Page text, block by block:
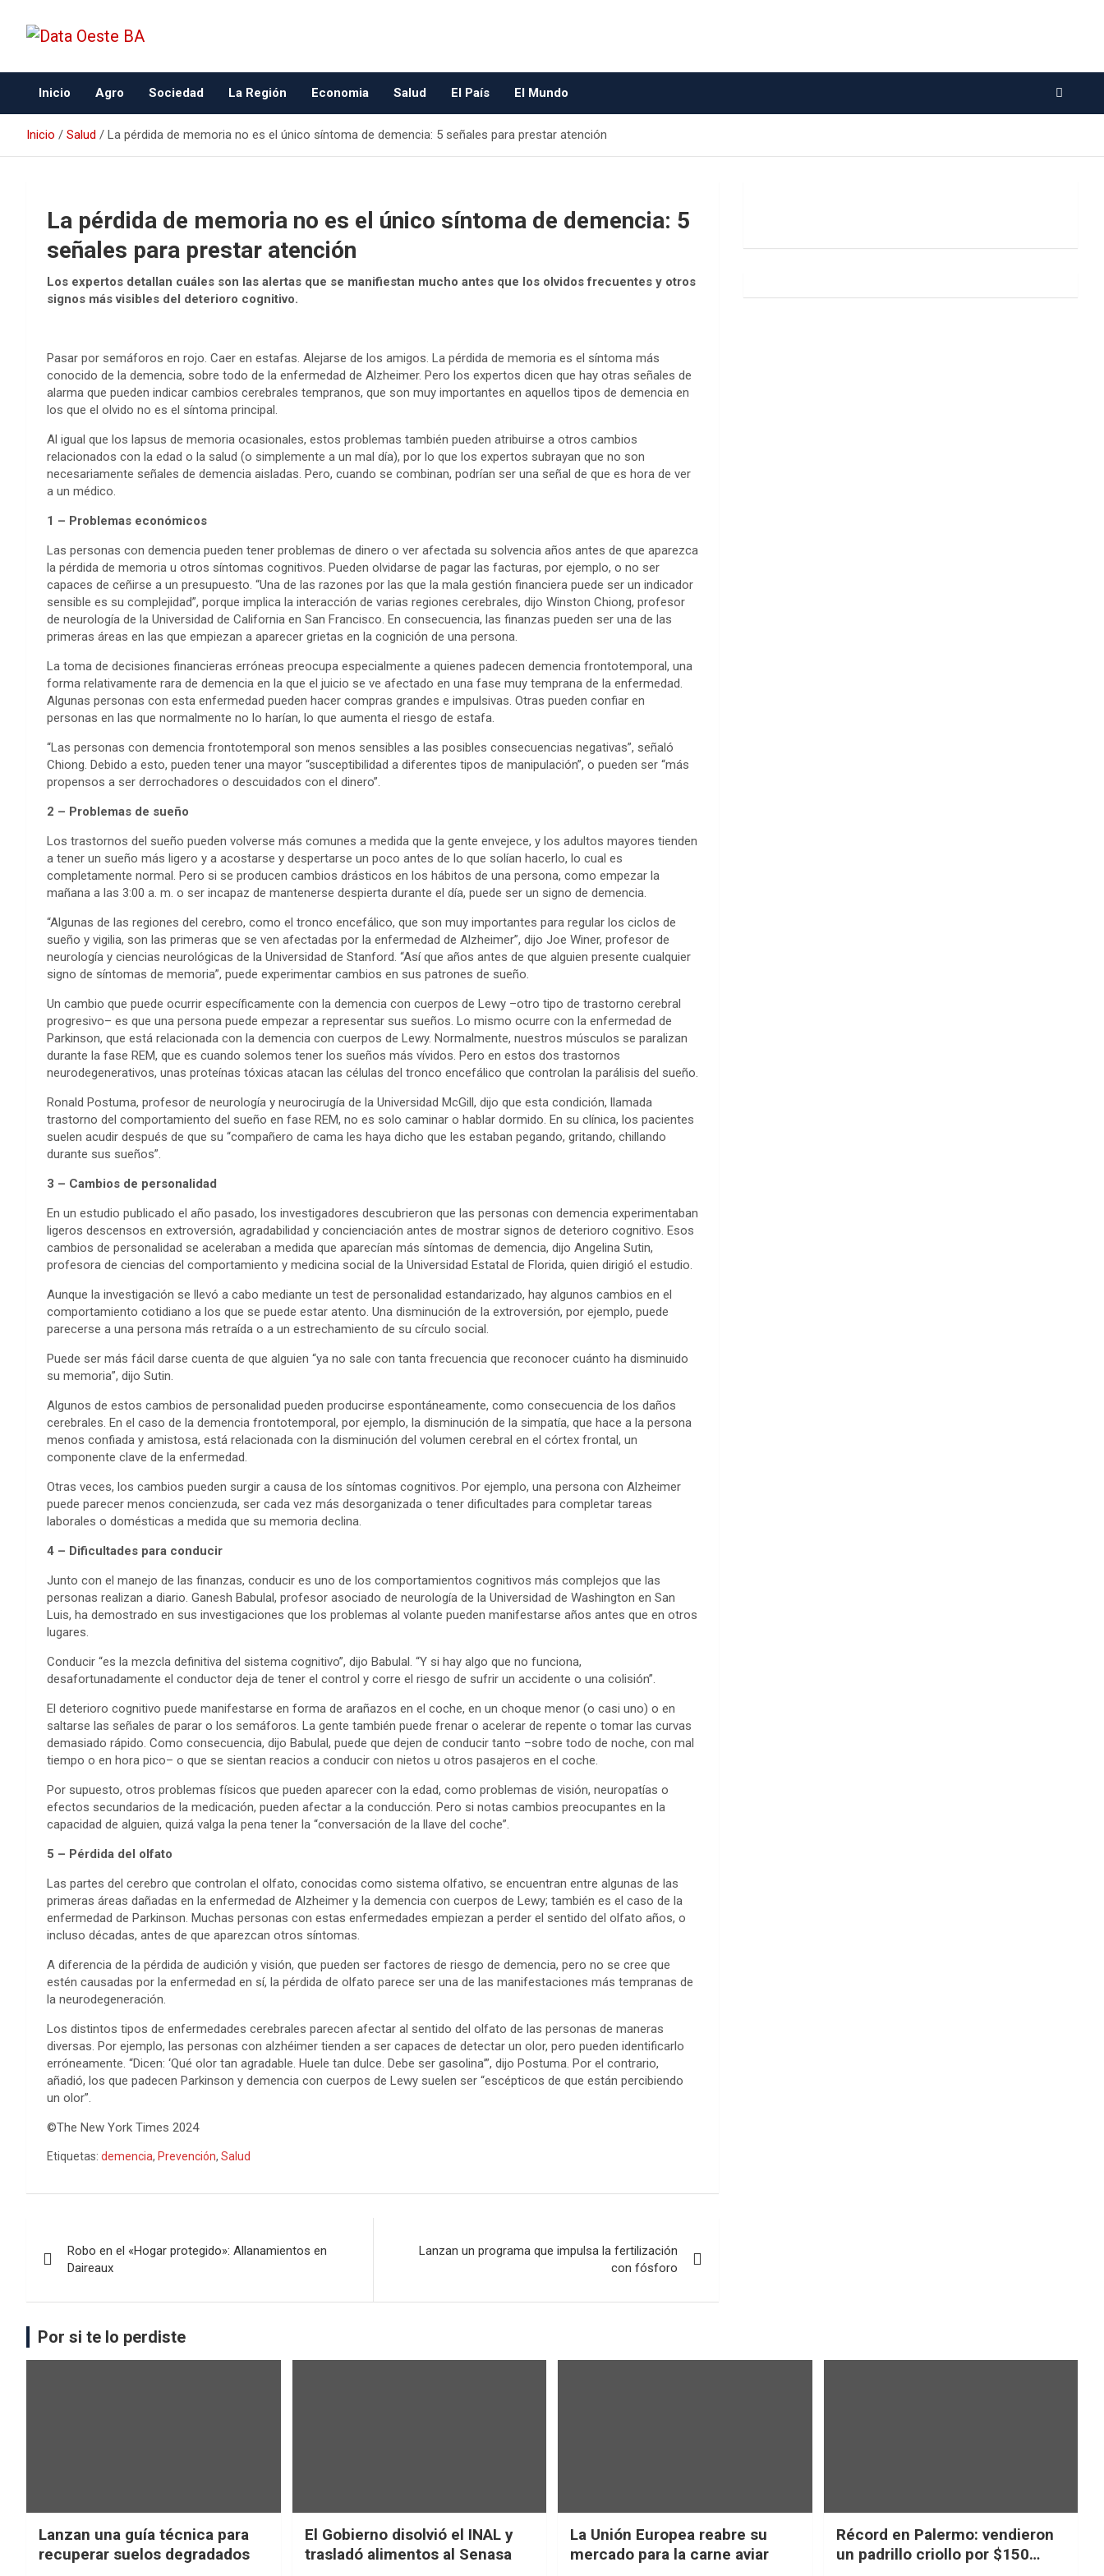
Data Oeste BA
Inicio Agro Sociedad La Región Economia Salud El País El Mundo
Inicio Salud La pérdida de memoria no es el único síntoma de demencia: 5 señales para prestar atención
La pérdida de memoria no es el único síntoma de demencia: 5
señales para prestar atención
Los expertos detallan cuáles son las alertas que se manifiestan mucho antes que los olvidos frecuentes y otros
signos más visibles del deterioro cognitivo.
Pasar por semáforos en rojo. Caer en estafas. Alejarse de los amigos. La pérdida de memoria es el síntoma más
conocido de la demencia, sobre todo de la enfermedad de Alzheimer. Pero los expertos dicen que hay otras señales de
alarma que pueden indicar cambios cerebrales tempranos, que son muy importantes en aquellos tipos de demencia en
los que el olvido no es el síntoma principal.
Al igual que los lapsus de memoria ocasionales, estos problemas también pueden atribuirse a otros cambios
relacionados con la edad o la salud (o simplemente a un mal día), por lo que los expertos subrayan que no son
necesariamente señales de demencia aisladas. Pero, cuando se combinan, podrían ser una señal de que es hora de ver
a un médico.
1 – Problemas económicos
Las personas con demencia pueden tener problemas de dinero o ver afectada su solvencia años antes de que aparezca
la pérdida de memoria u otros síntomas cognitivos. Pueden olvidarse de pagar las facturas, por ejemplo, o no ser
capaces de ceñirse a un presupuesto. “Una de las razones por las que la mala gestión financiera puede ser un indicador
sensible es su complejidad”, porque implica la interacción de varias regiones cerebrales, dijo Winston Chiong, profesor
de neurología de la Universidad de California en San Francisco. En consecuencia, las finanzas pueden ser una de las
primeras áreas en las que empiezan a aparecer grietas en la cognición de una persona.
La toma de decisiones financieras erróneas preocupa especialmente a quienes padecen demencia frontotemporal, una
forma relativamente rara de demencia en la que el juicio se ve afectado en una fase muy temprana de la enfermedad.
Algunas personas con esta enfermedad pueden hacer compras grandes e impulsivas. Otras pueden confiar en
personas en las que normalmente no lo harían, lo que aumenta el riesgo de estafa.
“Las personas con demencia frontotemporal son menos sensibles a las posibles consecuencias negativas”, señaló
Chiong. Debido a esto, pueden tener una mayor “susceptibilidad a diferentes tipos de manipulación”, o pueden ser “más
propensos a ser derrochadores o descuidados con el dinero”.
2 – Problemas de sueño
Los trastornos del sueño pueden volverse más comunes a medida que la gente envejece, y los adultos mayores tienden
a tener un sueño más ligero y a acostarse y despertarse un poco antes de lo que solían hacerlo, lo cual es
completamente normal. Pero si se producen cambios drásticos en los hábitos de una persona, como empezar la
mañana a las 3:00 a. m. o ser incapaz de mantenerse despierta durante el día, puede ser un signo de demencia.
“Algunas de las regiones del cerebro, como el tronco encefálico, que son muy importantes para regular los ciclos de
sueño y vigilia, son las primeras que se ven afectadas por la enfermedad de Alzheimer”, dijo Joe Winer, profesor de
neurología y ciencias neurológicas de la Universidad de Stanford. “Así que años antes de que alguien presente cualquier
signo de síntomas de memoria”, puede experimentar cambios en sus patrones de sueño.
Un cambio que puede ocurrir específicamente con la demencia con cuerpos de Lewy –otro tipo de trastorno cerebral
progresivo– es que una persona puede empezar a representar sus sueños. Lo mismo ocurre con la enfermedad de
Parkinson, que está relacionada con la demencia con cuerpos de Lewy. Normalmente, nuestros músculos se paralizan
durante la fase REM, que es cuando solemos tener los sueños más vívidos. Pero en estos dos trastornos
neurodegenerativos, unas proteínas tóxicas atacan las células del tronco encefálico que controlan la parálisis del sueño.
Ronald Postuma, profesor de neurología y neurocirugía de la Universidad McGill, dijo que esta condición, llamada
trastorno del comportamiento del sueño en fase REM, no es solo caminar o hablar dormido. En su clínica, los pacientes
suelen acudir después de que su “compañero de cama les haya dicho que les estaban pegando, gritando, chillando
durante sus sueños”.
3 – Cambios de personalidad
En un estudio publicado el año pasado, los investigadores descubrieron que las personas con demencia experimentaban
ligeros descensos en extroversión, agradabilidad y concienciación antes de mostrar signos de deterioro cognitivo. Esos
cambios de personalidad se aceleraban a medida que aparecían más síntomas de demencia, dijo Angelina Sutin,
profesora de ciencias del comportamiento y medicina social de la Universidad Estatal de Florida, quien dirigió el estudio.
Aunque la investigación se llevó a cabo mediante un test de personalidad estandarizado, hay algunos cambios en el
comportamiento cotidiano a los que se puede estar atento. Una disminución de la extroversión, por ejemplo, puede
parecerse a una persona más retraída o a un estrechamiento de su círculo social.
Puede ser más fácil darse cuenta de que alguien “ya no sale con tanta frecuencia que reconocer cuánto ha disminuido
su memoria”, dijo Sutin.
Algunos de estos cambios de personalidad pueden producirse espontáneamente, como consecuencia de los daños
cerebrales. En el caso de la demencia frontotemporal, por ejemplo, la disminución de la simpatía, que hace a la persona
menos confiada y amistosa, está relacionada con la disminución del volumen cerebral en el córtex frontal, un
componente clave de la enfermedad.
Otras veces, los cambios pueden surgir a causa de los síntomas cognitivos. Por ejemplo, una persona con Alzheimer
puede parecer menos concienzuda, ser cada vez más desorganizada o tener dificultades para completar tareas
laborales o domésticas a medida que su memoria declina.
4 – Dificultades para conducir
Junto con el manejo de las finanzas, conducir es uno de los comportamientos cognitivos más complejos que las
personas realizan a diario. Ganesh Babulal, profesor asociado de neurología de la Universidad de Washington en San
Luis, ha demostrado en sus investigaciones que los problemas al volante pueden manifestarse años antes que en otros
lugares.
Conducir “es la mezcla definitiva del sistema cognitivo”, dijo Babulal. “Y si hay algo que no funciona,
desafortunadamente el conductor deja de tener el control y corre el riesgo de sufrir un accidente o una colisión”.
El deterioro cognitivo puede manifestarse en forma de arañazos en el coche, en un choque menor (o casi uno) o en
saltarse las señales de parar o los semáforos. La gente también puede frenar o acelerar de repente o tomar las curvas
demasiado rápido. Como consecuencia, dijo Babulal, puede que dejen de conducir tanto –sobre todo de noche, con mal
tiempo o en hora pico– o que se sientan reacios a conducir con nietos u otros pasajeros en el coche.
Por supuesto, otros problemas físicos que pueden aparecer con la edad, como problemas de visión, neuropatías o
efectos secundarios de la medicación, pueden afectar a la conducción. Pero si notas cambios preocupantes en la
capacidad de alguien, quizá valga la pena tener la “conversación de la llave del coche”.
5 – Pérdida del olfato
Las partes del cerebro que controlan el olfato, conocidas como sistema olfativo, se encuentran entre algunas de las
primeras áreas dañadas en la enfermedad de Alzheimer y la demencia con cuerpos de Lewy; también es el caso de la
enfermedad de Parkinson. Muchas personas con estas enfermedades empiezan a perder el sentido del olfato años, o
incluso décadas, antes de que aparezcan otros síntomas.
A diferencia de la pérdida de audición y visión, que pueden ser factores de riesgo de demencia, pero no se cree que
estén causadas por la enfermedad en sí, la pérdida de olfato parece ser una de las manifestaciones más tempranas de
la neurodegeneración.
Los distintos tipos de enfermedades cerebrales parecen afectar al sentido del olfato de las personas de maneras
diversas. Por ejemplo, las personas con alzhéimer tienden a ser capaces de detectar un olor, pero pueden identificarlo
erróneamente. “Dicen: ‘Qué olor tan agradable. Huele tan dulce. Debe ser gasolina’”, dijo Postuma. Por el contrario,
añadió, los que padecen Parkinson y demencia con cuerpos de Lewy suelen ser “escépticos de que están percibiendo
un olor”.
©The New York Times 2024
Etiquetas: demencia, Prevención, Salud
Robo en el «Hogar protegido»: Allanamientos en
Daireaux
Lanzan un programa que impulsa la fertilización
con fósforo
Por si te lo perdiste
Lanzan una guía técnica para
recuperar suelos degradados
El Gobierno disolvió el INAL y
trasladó alimentos al Senasa
La Unión Europea reabre su
mercado para la carne aviar
Récord en Palermo: vendieron
un padrillo criollo por $150